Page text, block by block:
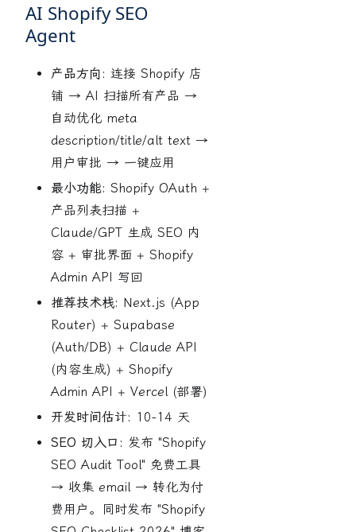
AI Shopify SEO
Agent
产品方向: 连接 Shopify 店
铺 → AI 扫描所有产品 →
自动优化 meta
description/title/alt text →
用户审批 → 一键应用
最小功能: Shopify OAuth +
产品列表扫描 +
Claude/GPT 生成 SEO 内
容 + 审批界面 + Shopify
Admin API 写回
推荐技术栈: Next.js (App
Router) + Supabase
(Auth/DB) + Claude API
(内容生成) + Shopify
Admin API + Vercel (部署)
开发时间估计: 10-14 天
SEO 切入口: 发布 "Shopify
SEO Audit Tool" 免费工具
→ 收集 email → 转化为付
费用户。同时发布 "Shopify